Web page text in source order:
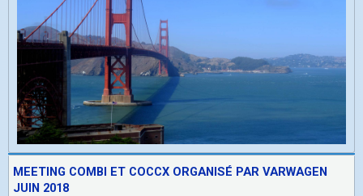
MEETING COMBI ET COCCX ORGANISÉ PAR VARWAGEN
JUIN 2018